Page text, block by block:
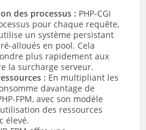
des processus : PHP-CGI
pour chaque requête,
un système persistant
alloués en pool. Cela
plus rapidement aux
la surcharge serveur.
: En multipliant les
davantage de
FPM, avec son modèle
des ressources
élevé.